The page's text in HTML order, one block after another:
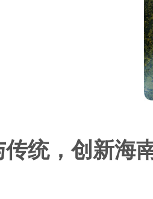
统，创新海